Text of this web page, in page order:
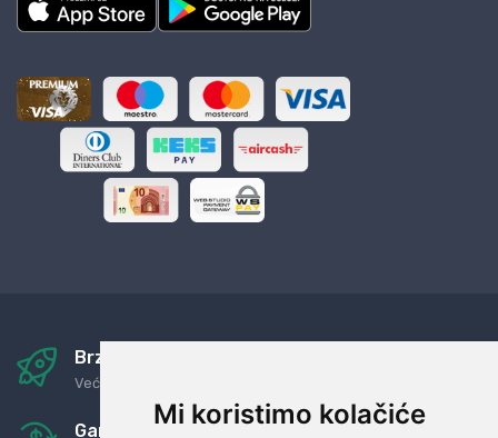
Mi koristimo kolačiće
Brza i sigurna dostava
Već za nekoliko dana kod vas
Garancija u povrat novaca